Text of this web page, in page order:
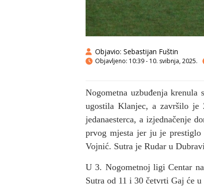
Objavio: Sebastijan Fuštin
Objavljeno: 10:39 - 10. svibnja, 2025.
Nogometna uzbuđenja
ugostila Klanjec, a završilo
jedanaesterca, a izjednačenje
prvog mjesta jer ju je
Vojnić. Sutra je Rudar u
U 3. Nogometnoj ligi Centar
Sutra od 11 i 30 četvrti Gaj će